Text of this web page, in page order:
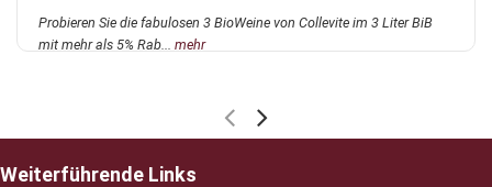
Probieren Sie die fabulosen 3 BioWeine von Collevite im 3 Liter BiB
mit mehr als 5% Rab... mehr
Weiterführende Links